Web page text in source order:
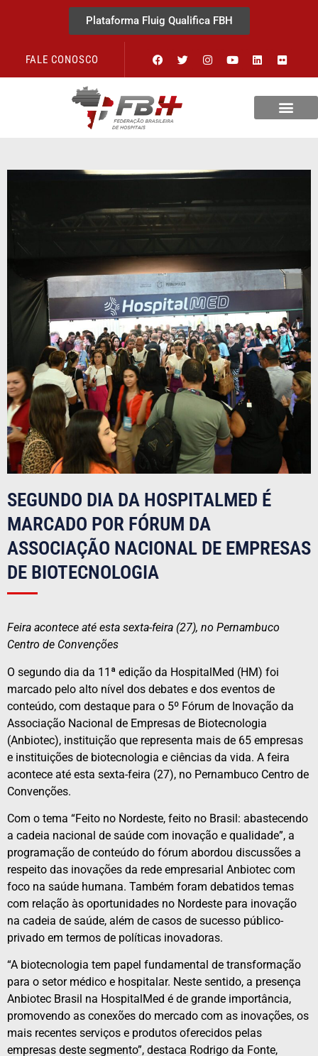
Plataforma Fluig Qualifica FBH
FALE CONOSCO
SEGUNDO DIA DA HOSPITALMED É
MARCADO POR FÓRUM DA
ASSOCIAÇÃO NACIONAL DE EMPRESAS
DE BIOTECNOLOGIA
Feira acontece até esta sexta-feira (27), no Pernambuco
Centro de Convenções
O segundo dia da 11ª edição da HospitalMed (HM) foi
marcado pelo alto nível dos debates e dos eventos de
conteúdo, com destaque para o 5º Fórum de Inovação da
Associação Nacional de Empresas de Biotecnologia
(Anbiotec), instituição que representa mais de 65 empresas
e instituições de biotecnologia e ciências da vida. A feira
acontece até esta sexta-feira (27), no Pernambuco Centro de
Convenções.
Com o tema “Feito no Nordeste, feito no Brasil: abastecendo
a cadeia nacional de saúde com inovação e qualidade”, a
programação de conteúdo do fórum abordou discussões a
respeito das inovações da rede empresarial Anbiotec com
foco na saúde humana. Também foram debatidos temas
com relação às oportunidades no Nordeste para inovação
na cadeia de saúde, além de casos de sucesso público-
privado em termos de políticas inovadoras.
“A biotecnologia tem papel fundamental de transformação
para o setor médico e hospitalar. Neste sentido, a presença
Anbiotec Brasil na HospitalMed é de grande importância,
promovendo as conexões do mercado com as inovações, os
mais recentes serviços e produtos oferecidos pelas
empresas deste segmento”, destaca Rodrigo da Fonte,